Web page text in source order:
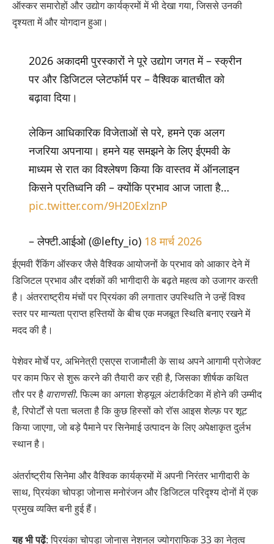
ऑस्कर समारोहों और उद्योग कार्यक्रमों में भी देखा गया, जिससे उनकी
दृश्यता में और योगदान हुआ।
2026 अकादमी पुरस्कारों ने पूरे उद्योग जगत में – स्क्रीन
पर और डिजिटल प्लेटफॉर्म पर – वैश्विक बातचीत को
बढ़ावा दिया।
लेकिन आधिकारिक विजेताओं से परे, हमने एक अलग
नजरिया अपनाया। हमने यह समझने के लिए ईएमवी के
माध्यम से रात का विश्लेषण किया कि वास्तव में ऑनलाइन
किसने प्रतिध्वनि की – क्योंकि प्रभाव आज जाता है…
pic.twitter.com/9H20ExlznP
– लेफ्टी.आईओ (@lefty_io) 18 मार्च 2026
ईएमवी रैंकिंग ऑस्कर जैसे वैश्विक आयोजनों के प्रभाव को आकार देने में
डिजिटल प्रभाव और दर्शकों की भागीदारी के बढ़ते महत्व को उजागर करती
है। अंतरराष्ट्रीय मंचों पर प्रियंका की लगातार उपस्थिति ने उन्हें विश्व
स्तर पर मान्यता प्राप्त हस्तियों के बीच एक मजबूत स्थिति बनाए रखने में
मदद की है।
पेशेवर मोर्चे पर, अभिनेत्री एसएस राजामौली के साथ अपने आगामी प्रोजेक्ट
पर काम फिर से शुरू करने की तैयारी कर रही है, जिसका शीर्षक कथित
तौर पर है वाराणसी. फिल्म का अगला शेड्यूल अंटार्कटिका में होने की उम्मीद
है, रिपोर्टों से पता चलता है कि कुछ हिस्सों को रॉस आइस शेल्फ़ पर शूट
किया जाएगा, जो बड़े पैमाने पर सिनेमाई उत्पादन के लिए अपेक्षाकृत दुर्लभ
स्थान है।
अंतर्राष्ट्रीय सिनेमा और वैश्विक कार्यक्रमों में अपनी निरंतर भागीदारी के
साथ, प्रियंका चोपड़ा जोनास मनोरंजन और डिजिटल परिदृश्य दोनों में एक
प्रमुख व्यक्ति बनी हुई हैं।
यह भी पढ़ें: प्रियंका चोपड़ा जोनास नेशनल ज्योग्राफिक 33 का नेतृत्व